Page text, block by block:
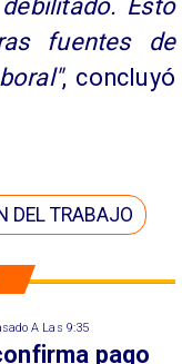
A Las 9:35
pago
Esto
fuentes de
, concluyó
DEL TRABAJO